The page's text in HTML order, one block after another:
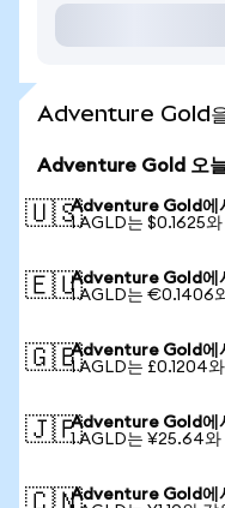
Adventure Gold을
Adventure Gold 오
🇺🇸Adventure Gold에
1 AGLD는 $0.1625
🇪🇺Adventure Gold에
1 AGLD는 €0.1406
🇬🇧Adventure Gold에
1 AGLD는 £0.1204
🇯🇵Adventure Gold에
1 AGLD는 ¥25.64와
Adventure Gold에